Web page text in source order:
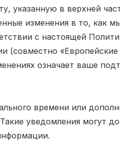
указанную в верхней
изменения в то, как
с настоящей
(совместно
означает ваше
времени или
уведомления могут